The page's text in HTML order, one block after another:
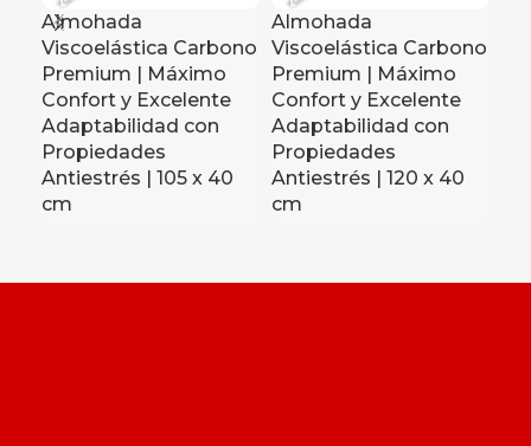
Almohada
Viscoelástica Carbono
Premium | Máximo
Confort y Excelente
Adaptabilidad con
Propiedades
Antiestrés | 105 x 40
cm
Almohada
Viscoelástica Carbono
Premium | Máximo
Confort y Excelente
Adaptabilidad con
Propiedades
Antiestrés | 120 x 40
cm